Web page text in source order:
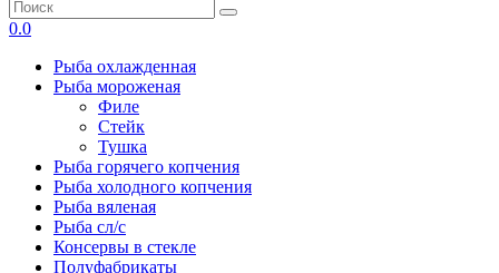
0.0
Рыба охлажденная
Рыба мороженая
Филе
Стейк
Тушка
Рыба горячего копчения
Рыба холодного копчения
Рыба вяленая
Рыба сл/с
Консервы в стекле
Полуфабрикаты